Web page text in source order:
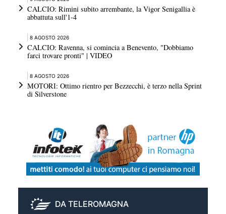
CALCIO: Rimini subito arrembante, la Vigor Senigallia è
abbattuta sull'1-4
8 AGOSTO 2026
CALCIO: Ravenna, si comincia a Benevento, "Dobbiamo
farci trovare pronti" | VIDEO
8 AGOSTO 2026
MOTORI: Ottimo rientro per Bezzecchi, è terzo nella Sprint
di Silverstone
DA TELEROMAGNA